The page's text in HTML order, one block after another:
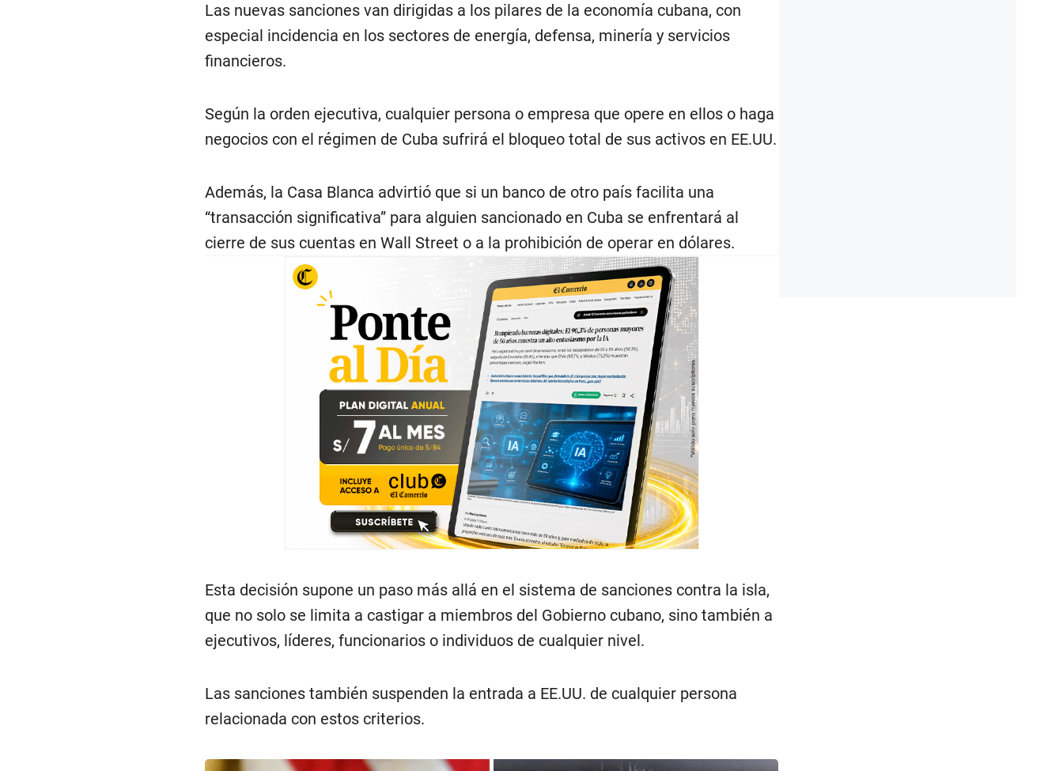
Las nuevas sanciones van dirigidas a los pilares de la economía cubana, con
especial incidencia en los sectores de energía, defensa, minería y servicios
financieros.
Según la orden ejecutiva, cualquier persona o empresa que opere en ellos o haga
negocios con el régimen de Cuba sufrirá el bloqueo total de sus activos en EE.UU.
Además, la Casa Blanca advirtió que si un banco de otro país facilita una
“transacción significativa” para alguien sancionado en Cuba se enfrentará al
cierre de sus cuentas en Wall Street o a la prohibición de operar en dólares.
Esta decisión supone un paso más allá en el sistema de sanciones contra la isla,
que no solo se limita a castigar a miembros del Gobierno cubano, sino también a
ejecutivos, líderes, funcionarios o individuos de cualquier nivel.
Las sanciones también suspenden la entrada a EE.UU. de cualquier persona
relacionada con estos criterios.